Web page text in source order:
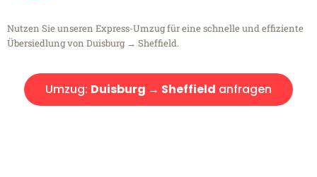
Nutzen Sie unseren Express-Umzug für eine schnelle und effiziente
Übersiedlung von Duisburg → Sheffield.
Umzug: Duisburg → Sheffield anfragen